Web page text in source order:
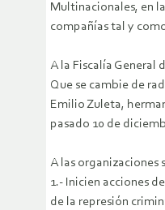
Multinacionales, en
compañías tal y
A la Fiscalía General
Que se cambie de
Emilio Zuleta,
pasado 10 de
A las organizaciones
1.- Inicien acciones
de la represión